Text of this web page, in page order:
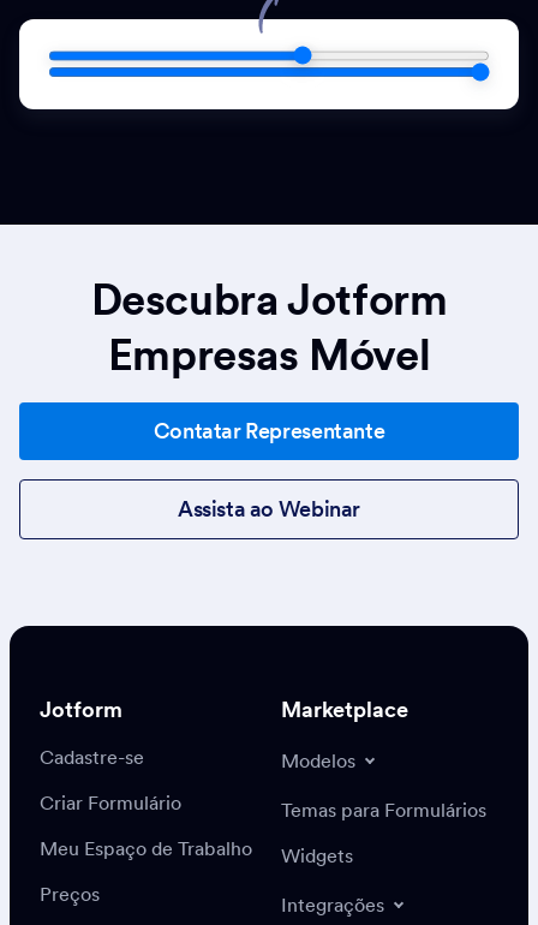
Descubra Jotform
Empresas Móvel
Contatar Representante
Assista ao Webinar
Jotform
Cadastre-se
Criar Formulário
Meu Espaço de Trabalho
Preços
Marketplace
Modelos
Temas para Formulários
Widgets
Integrações